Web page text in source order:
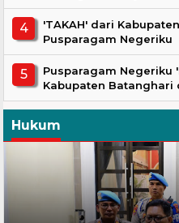
'TAKAH' dari
Pusparagam Negeriku
Pusparagam Negeriku
Kabupaten Batanghari
Hukum